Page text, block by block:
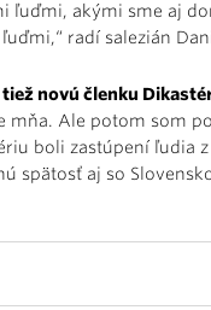
ľuďmi, akými sme aj
radí salezián
novú členku
mňa. Ale potom som
boli zastúpení ľudia
spätosť aj so